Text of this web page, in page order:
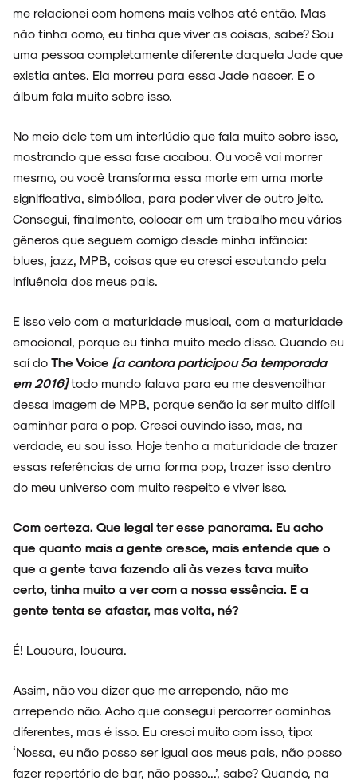
ARQUIVO
ENTREVISTAS
ESPECIAIS
FAIXA A FAIXA
NOVIDADES
NOIZE RECORD CLUB
me relacionei com homens mais velhos até então. Mas
não tinha como, eu tinha que viver as coisas, sabe? Sou
uma pessoa completamente diferente daquela Jade que
existia antes. Ela morreu para essa Jade nascer. E o
álbum fala muito sobre isso.
No meio dele tem um interlúdio que fala muito sobre isso,
mostrando que essa fase acabou. Ou você vai morrer
mesmo, ou você transforma essa morte em uma morte
significativa, simbólica, para poder viver de outro jeito.
Consegui, finalmente, colocar em um trabalho meu vários
gêneros que seguem comigo desde minha infância:
blues, jazz, MPB, coisas que eu cresci escutando pela
influência dos meus pais.
E isso veio com a maturidade musical, com a maturidade
emocional, porque eu tinha muito medo disso. Quando eu
saí do The Voice [a cantora participou 5ª temporada
em 2016]todo mundo falava para eu me desvencilhar
dessa imagem de MPB, porque senão ia ser muito difícil
caminhar para o pop. Cresci ouvindo isso, mas, na
verdade, eu sou isso. Hoje tenho a maturidade de trazer
essas referências de uma forma pop, trazer isso dentro
do meu universo com muito respeito e viver isso.
Com certeza. Que legal ter esse panorama. Eu acho
que quanto mais a gente cresce, mais entende que o
que a gente tava fazendo ali às vezes tava muito
certo, tinha muito a ver com a nossa essência. E a
gente tenta se afastar, mas volta, né?
É! Loucura, loucura.
Assim, não vou dizer que me arrependo, não me
arrependo não. Acho que consegui percorrer caminhos
diferentes, mas é isso. Eu cresci muito com isso, tipo:
‘Nossa, eu não posso ser igual aos meus pais, não posso
fazer repertório de bar, não posso...’, sabe? Quando, na